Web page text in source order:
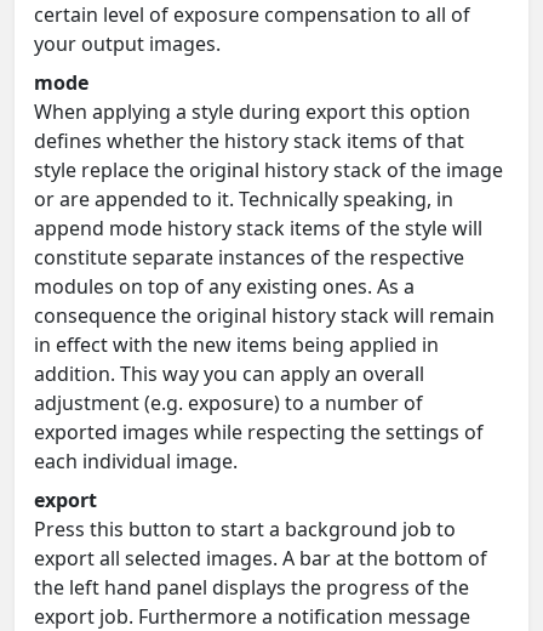
certain level of exposure compensation to all of
your output images.
mode
When applying a style during export this option
defines whether the history stack items of that
style replace the original history stack of the image
or are appended to it. Technically speaking, in
append mode history stack items of the style will
constitute separate instances of the respective
modules on top of any existing ones. As a
consequence the original history stack will remain
in effect with the new items being applied in
addition. This way you can apply an overall
adjustment (e.g. exposure) to a number of
exported images while respecting the settings of
each individual image.
export
Press this button to start a background job to
export all selected images. A bar at the bottom of
the left hand panel displays the progress of the
export job. Furthermore a notification message